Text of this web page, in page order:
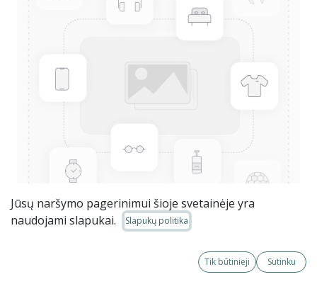
2026-10-22 PVM. Mokesčių
Jūsų naršymo pagerinimui šioje svetainėje yra
naudojami slapukai.
Slapukų politika
Tik būtinieji Sutinku